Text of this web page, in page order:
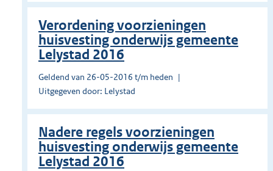
Verordening voorzieningen
huisvesting onderwijs gemeente
Lelystad 2016
Geldend van 26-05-2016 t/m heden
Uitgegeven door: Lelystad
Nadere regels voorzieningen
huisvesting onderwijs gemeente
Lelystad 2016